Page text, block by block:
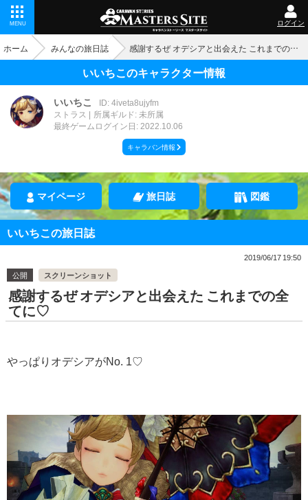
MENU ログイン
ホーム みんなの旅日誌 感謝するぜ オデシアと出会えた これまでの全てに♡
いいちこのキャラクター情報
いいちこ
ID: 4iveta8ujyfm
ストラス
所属ギルド: 未所属
最終ゲームログイン日: 2022.10.06
キャラバン情報
マイページ 旅日誌 図鑑
いいちこの旅日誌
2019/06/17 19:50
公開
スクリーンショット
感謝するぜ オデシアと出会えた これまでの全
てに♡
やっぱりオデシアがNo. 1♡